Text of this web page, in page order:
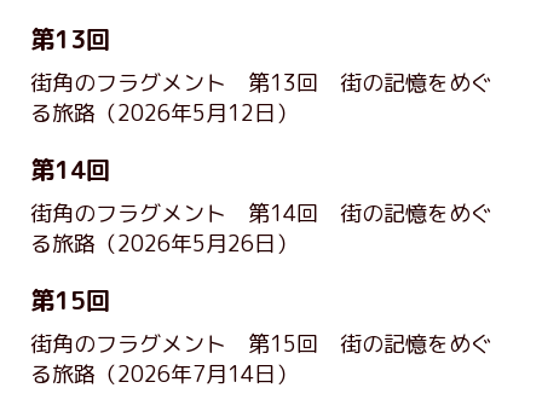
第13回
街角のフラグメント 第13回 街の記憶をめぐ
る旅路 （2026年5月12日）
第14回
街角のフラグメント 第14回 街の記憶をめぐ
る旅路 （2026年5月26日）
第15回
街角のフラグメント 第15回 街の記憶をめぐ
る旅路 （2026年7月14日）